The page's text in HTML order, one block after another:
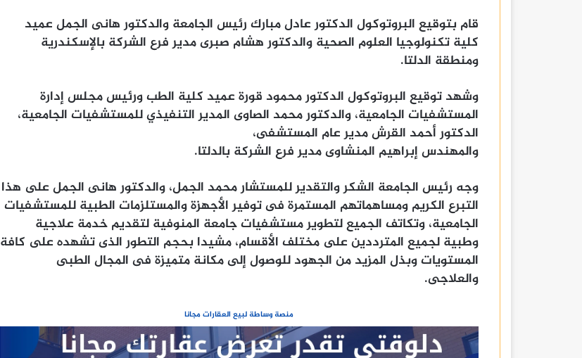
قام بتوقيع البروتوكول الدكتور عادل مبارك رئيس الجامعة والدكتور هانى الجمل عميد
كلية تكنولوجيا العلوم الصحية والدكتور هشام صبرى مدير فرع الشركة بالإسكندرية
ومنطقة الدلتا.
وشهد توقيع البروتوكول الدكتور محمود قورة عميد كلية الطب ورئيس مجلس إدارة
المستشفيات الجامعية، والدكتور محمد الصاوى المدير التنفيذي للمستشفيات الجامعية،
الدكتور أحمد القرش مدير عام المستشفى،
والمهندس إبراهيم المنشاوى مدير فرع الشركة بالدلتا.
وجه رئيس الجامعة الشكر والتقدير للمستشار محمد الجمل، والدكتور هانى الجمل على هذا
التبرع الكريم ومساهماتهم المستمرة فى توفير الأجهزة والمستلزمات الطبية للمستشفيات
الجامعية، وتكاتف الجميع لتطوير مستشفيات جامعة المنوفية لتقديم خدمة علاجية
وطبية لجميع المترددين على مختلف الأقسام، مشيدا بحجم التطور الذى تشهده على كافة
المستويات وبذل المزيد من الجهود للوصول إلى مكانة متميزة فى المجال الطبى
والعلاجى.
منصة وساطة لبيع العقارات مجانا